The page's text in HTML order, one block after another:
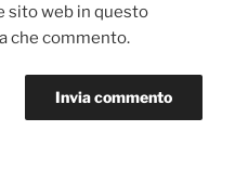
sito web in questo
che commento.